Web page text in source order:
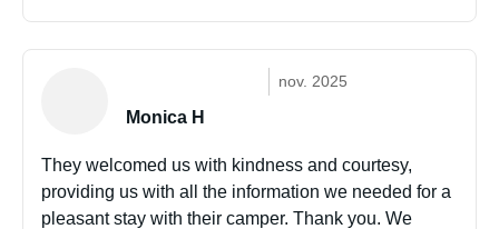
nov. 2025
Monica H
They welcomed us with kindness and courtesy,
providing us with all the information we needed for a
pleasant stay with their camper. Thank you. We